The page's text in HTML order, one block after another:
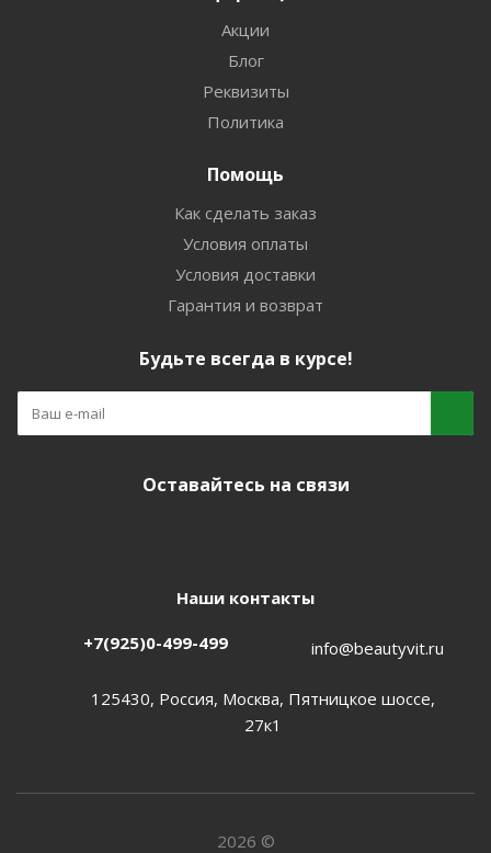
Акции
Блог
Реквизиты
Политика
Помощь
Как сделать заказ
Условия оплаты
Условия доставки
Гарантия и возврат
Будьте всегда в курсе!
Оставайтесь на связи
Наши контакты
+7(925)0-499-499 info@beautyvit.ru
125430, Россия, Москва, Пятницкое шоссе,
27к1
2026 ©